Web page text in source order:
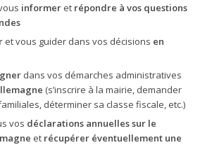
informeret répondre à vos questions
et vous guider dans vos décisions en
dans vos démarches administratives
(s’inscrire à la mairie, demander
déterminer sa classe fiscale, etc.)
vos déclarations annuelles sur le
et récupérer éventuellement une